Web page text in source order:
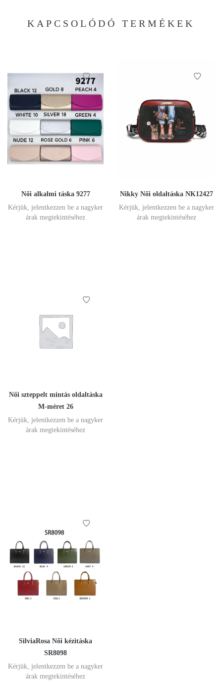
KAPCSOLÓDÓ TERMÉKEK
Női alkalmi táska 9277
Kérjük, jelentkezzen be a nagyker
árak megtekintéséhez
Nikky Női oldaltáska NK12427
Kérjük, jelentkezzen be a nagyker
árak megtekintéséhez
Női szteppelt mintás oldaltáska
M-méret 26
Kérjük, jelentkezzen be a nagyker
árak megtekintéséhez
SilviaRosa Női kézitáska
SR8098
Kérjük, jelentkezzen be a nagyker
árak megtekintéséhez